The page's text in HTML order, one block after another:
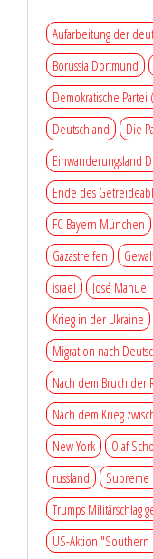
Aufarbeitung der
Borussia Dortmund
Demokratische Partei
Deutschland
Die
Einwanderungsland
Ende des
FC Bayern München
Gazastreifen
israel
José Manuel
Krieg in der Ukraine
Migration nach
Nach dem Bruch der
Nach dem Krieg
New York
Olaf
russland
Supreme
Trumps Militärschlag
US-Aktion "Southern